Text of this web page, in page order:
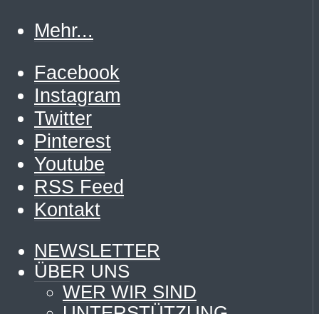
Mehr...
Facebook
Instagram
Twitter
Pinterest
Youtube
RSS Feed
Kontakt
NEWSLETTER
ÜBER UNS
WER WIR SIND